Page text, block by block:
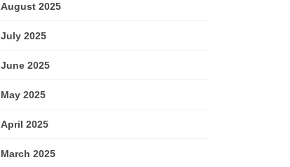
August 2025
July 2025
June 2025
May 2025
April 2025
March 2025